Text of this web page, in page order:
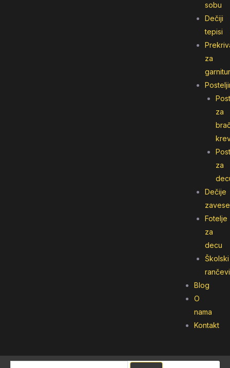
sobu
Dečiji
tepisi
za
za
za
Dečije
zavese
Fotelje
za
decu
Školski
rančevi
Blog
O
nama
Kontakt
Pretraga